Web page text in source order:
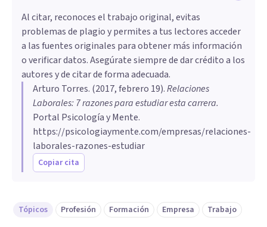
Al citar, reconoces el trabajo original, evitas
problemas de plagio y permites a tus lectores acceder
a las fuentes originales para obtener más información
o verificar datos. Asegúrate siempre de dar crédito a los
autores y de citar de forma adecuada.
Arturo Torres. (2017, febrero 19).​Relaciones
Laborales: 7 razones para estudiar esta carrera.
Portal Psicología y Mente.
https://psicologiaymente.com/empresas/relaciones-
laborales-razones-estudiar
Copiar cita
Tópicos Profesión Formación Empresa Trabajo